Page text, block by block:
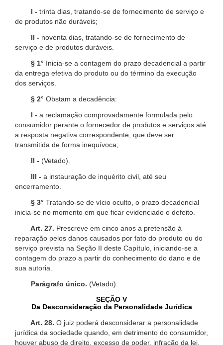
I - trinta dias, tratando-se de fornecimento de serviço e
de produtos não duráveis;
II - noventa dias, tratando-se de fornecimento de
serviço e de produtos duráveis.
§ 1° Inicia-se a contagem do prazo decadencial a partir
da entrega efetiva do produto ou do término da execução
dos serviços.
§ 2° Obstam a decadência:
I - a reclamação comprovadamente formulada pelo
consumidor perante o fornecedor de produtos e serviços até
a resposta negativa correspondente, que deve ser
transmitida de forma inequívoca;
II - (Vetado).
III - a instauração de inquérito civil, até seu
encerramento.
§ 3° Tratando-se de vício oculto, o prazo decadencial
inicia-se no momento em que ficar evidenciado o defeito.
Art. 27. Prescreve em cinco anos a pretensão à
reparação pelos danos causados por fato do produto ou do
serviço prevista na Seção II deste Capítulo, iniciando-se a
contagem do prazo a partir do conhecimento do dano e de
sua autoria.
Parágrafo único. (Vetado).
SEÇÃO V
Da Desconsideração da Personalidade Jurídica
Art. 28. O juiz poderá desconsiderar a personalidade
jurídica da sociedade quando, em detrimento do consumidor,
houver abuso de direito, excesso de poder, infração da lei,